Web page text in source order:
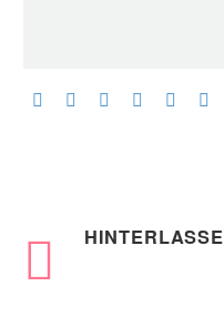
HINTERLASSE